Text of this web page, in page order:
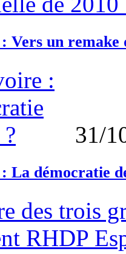
Vers un remake
31/
La démocratie